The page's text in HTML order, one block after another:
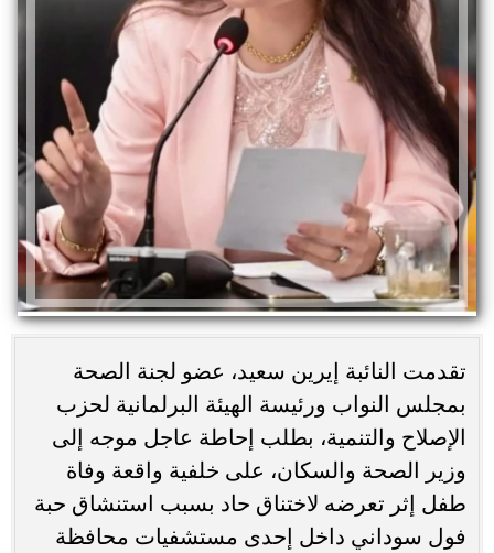
تقدمت النائبة إيرين سعيد، عضو لجنة الصحة
بمجلس النواب ورئيسة الهيئة البرلمانية لحزب
الإصلاح والتنمية، بطلب إحاطة عاجل موجه إلى
وزير الصحة والسكان، على خلفية واقعة وفاة
طفل إثر تعرضه لاختناق حاد بسبب استنشاق حبة
فول سوداني داخل إحدى مستشفيات محافظة